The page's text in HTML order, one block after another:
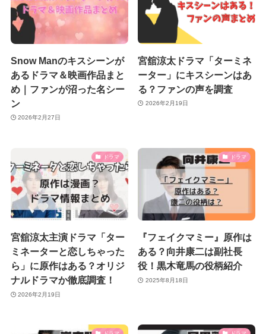
Snow Manのキスシーンが
あるドラマ＆映画作品まと
め｜ファンが沼った名シー
ン
2026年2月27日
宮舘涼太ドラマ「ターミネ
ーター」にキスシーンはあ
る？ファンの声を調査
2026年2月19日
ドラマ
宮舘涼太主演ドラマ「ター
ミネーターと恋しちゃった
ら」に原作はある？オリジ
ナルドラマか徹底調査！
2026年2月19日
ドラマ
『フェイクマミー』原作は
ある？向井康二は副社長
役！黒木竜馬の役柄紹介
2025年8月18日